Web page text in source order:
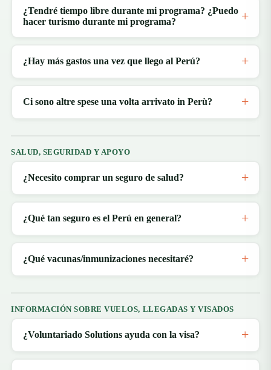
¿Tendré tiempo libre durante mi programa? ¿Puedo
hacer turismo durante mi programa?
¿Hay más gastos una vez que llego al Perú?
Ci sono altre spese una volta arrivato in Perù?
SALUD, SEGURIDAD Y APOYO
¿Necesito comprar un seguro de salud?
¿Qué tan seguro es el Perú en general?
¿Qué vacunas/inmunizaciones necesitaré?
INFORMACIÓN SOBRE VUELOS, LLEGADAS Y VISADOS
¿Voluntariado Solutions ayuda con la visa?